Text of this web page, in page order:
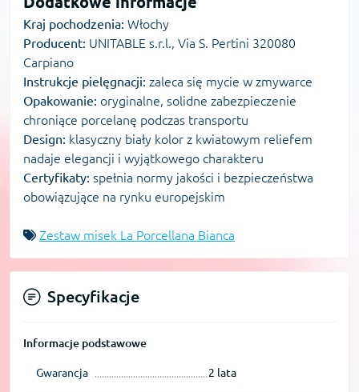
Kraj pochodzenia: Włochy
Producent: UNITABLE s.r.l., Via S. Pertini 320080
Carpiano
Instrukcje pielęgnacji: zaleca się mycie w zmywarce
Opakowanie: oryginalne, solidne zabezpieczenie
chroniące porcelanę podczas transportu
Design: klasyczny biały kolor z kwiatowym reliefem
nadaje elegancji i wyjątkowego charakteru
Certyfikaty: spełnia normy jakości i bezpieczeństwa
obowiązujące na rynku europejskim
Zestaw misek La Porcellana Bianca
Specyfikacje
Informacje podstawowe
Gwarancja 2 lata